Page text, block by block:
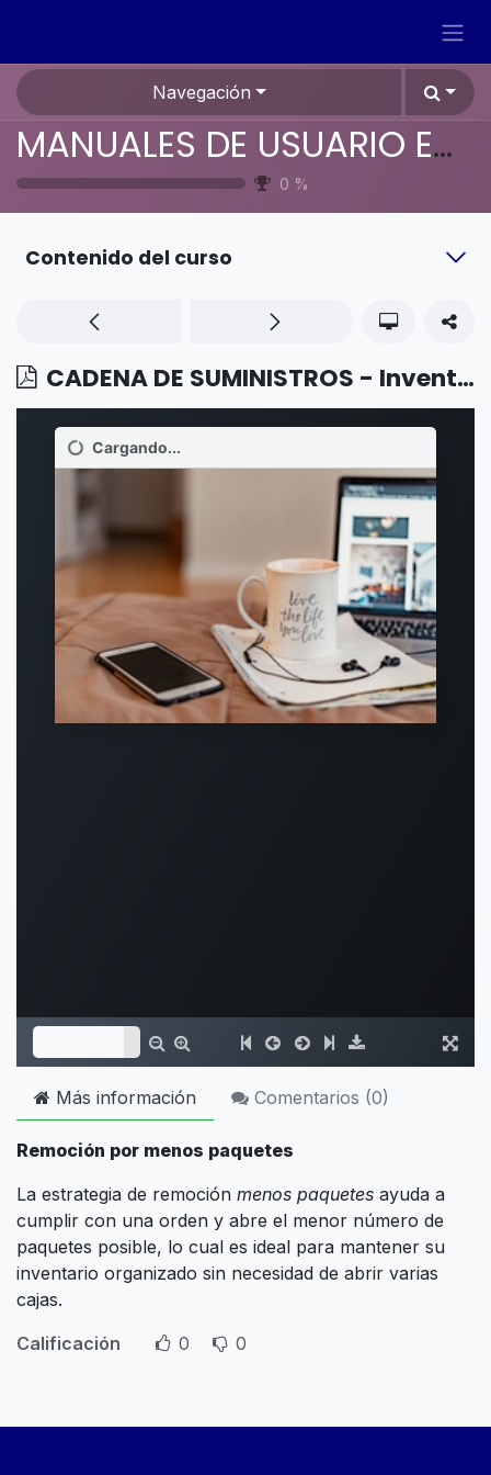
Navegación
MANUALES DE USUARIO EN ESPAÑOL ODOO 19
0 %
Contenido del curso
CADENA DE SUMINISTROS - Inventario - Remoción por menos paquetes
Más información Comentarios (0)
Remoción por menos paquetes
La estrategia de remoción menos paquetes ayuda a
cumplir con una orden y abre el menor número de
paquetes posible, lo cual es ideal para mantener su
inventario organizado sin necesidad de abrir varias
cajas.
Calificación
0 0